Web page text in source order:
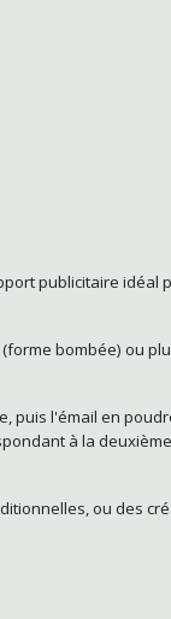
publicitaire idéal
bombée) ou
puis l'émail en
à la
ou des